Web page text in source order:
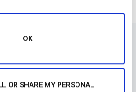
OK
OR SHARE MY PERSONAL